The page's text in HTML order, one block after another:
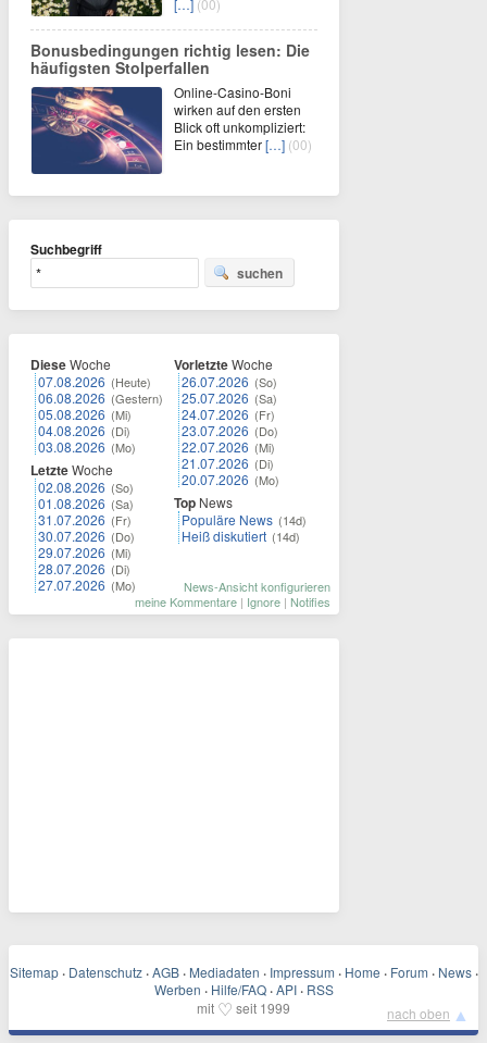
[…] (00)
Bonusbedingungen richtig lesen: Die
häufigsten Stolperfallen
Online-Casino-Boni
wirken auf den ersten
Blick oft unkompliziert:
Ein bestimmter[…] (00)
Suchbegriff
suchen
DieseWoche
07.08.2026 (Heute)
06.08.2026 (Gestern)
05.08.2026 (Mi)
04.08.2026 (Di)
03.08.2026 (Mo)
LetzteWoche
02.08.2026 (So)
01.08.2026 (Sa)
31.07.2026 (Fr)
30.07.2026 (Do)
29.07.2026 (Mi)
28.07.2026 (Di)
27.07.2026 (Mo)
VorletzteWoche
26.07.2026 (So)
25.07.2026 (Sa)
24.07.2026 (Fr)
23.07.2026 (Do)
22.07.2026 (Mi)
21.07.2026 (Di)
20.07.2026 (Mo)
Top News
Populäre News (14d)
Heiß diskutiert (14d)
News-Ansicht konfigurieren
meine Kommentare | Ignore | Notifies
Sitemap · Datenschutz · AGB · Mediadaten · Impressum · Home · Forum · News ·
Werben · Hilfe/FAQ · API · RSS
mit ♡ seit 1999 nach oben ▲